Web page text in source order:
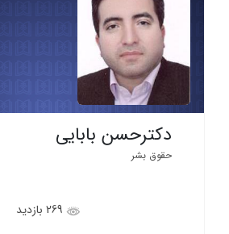
دکترحسن بابایی
حقوق بشر